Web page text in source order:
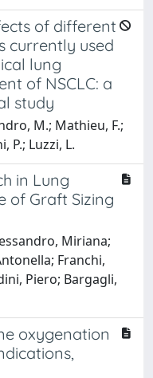
of different
currently used
lung
of NSCLC: a
study
M.; Mathieu, F.;
P.; Luzzi, L.
in Lung
of Graft Sizing
Miriana;
Franchi,
Piero; Bargagli,
oxygenation